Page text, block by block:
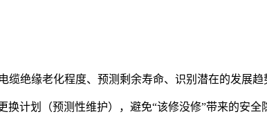
绝缘老化程度、预测剩余寿命、识别潜在的发展趋
计划（预测性维护），避免“该修没修”带来的安